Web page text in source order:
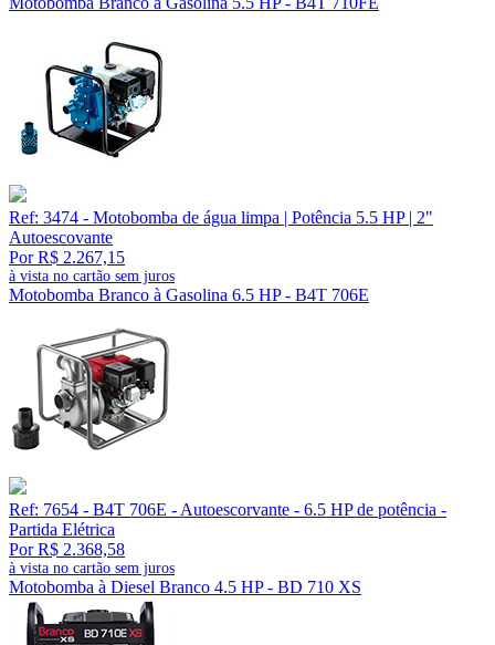
Ref: 3474 - Motobomba de água limpa | Potência 5.5 HP | 2"
Autoescovante
Por R$ 2.267,15
à vista no cartão sem juros
Motobomba Branco à Gasolina 6.5 HP - B4T 706E
Ref: 7654 - B4T 706E - Autoescorvante - 6.5 HP de potência -
Partida Elétrica
Por R$ 2.368,58
à vista no cartão sem juros
Motobomba à Diesel Branco 4.5 HP - BD 710 XS